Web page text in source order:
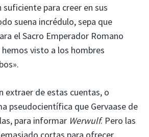
suficiente para creer en sus
suena incrédulo, sepa que
el Sacro Emperador Romano
visto a los hombres
extraer de estas cuentas, o
pseudocientífica que Gervaase de
para informar Werwulf. Pero las